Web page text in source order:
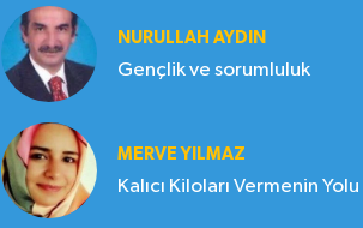
NURULLAH AYDIN
Gençlik ve sorumluluk
MERVE YILMAZ
Kalıcı Kiloları Vermenin Yolu